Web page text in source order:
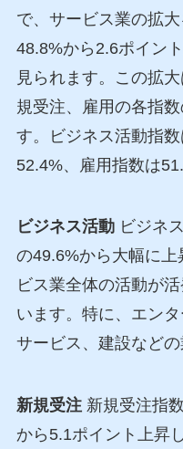
で、サービス業の拡
48.8%から2.6ポイン
見られます。この拡
規受注、雇用の各指
す。ビジネス活動指
52.4%、雇用指数は
ビジネス活動ビジネ
の49.6%から大幅に
ビス業全体の活動が
います。特に、エン
サービス、建設などの
新規受注新規受注指
から5.1ポイント上昇